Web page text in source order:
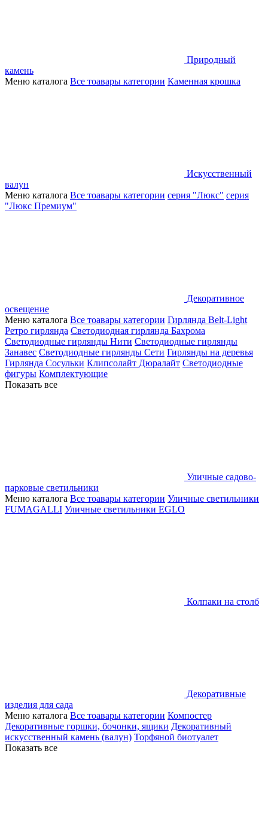
Природный
камень
Меню каталога Все тоавары категории Каменная крошка
Искусственный
валун
Меню каталога Все тоавары категории серия "Люкс" серия
"Люкс Премиум"
Декоративное
освещение
Меню каталога Все тоавары категории Гирлянда Belt-Light
Ретро гирлянда Светодиодная гирлянда Бахрома
Светодиодные гирлянды Нити Светодиодные гирлянды
Занавес Светодиодные гирлянды Сети Гирлянды на деревья
Гирлянда Сосульки Клипсолайт Дюралайт Светодиодные
фигуры Комплектующие
Показать все
Уличные садово-
парковые светильники
Меню каталога Все тоавары категории Уличные светильники
FUMAGALLI Уличные светильники EGLO
Колпаки на столб
Декоративные
изделия для сада
Меню каталога Все тоавары категории Компостер
Декоративные горшки, бочонки, ящики Декоративный
искусственный камень (валун) Торфяной биотуалет
Показать все